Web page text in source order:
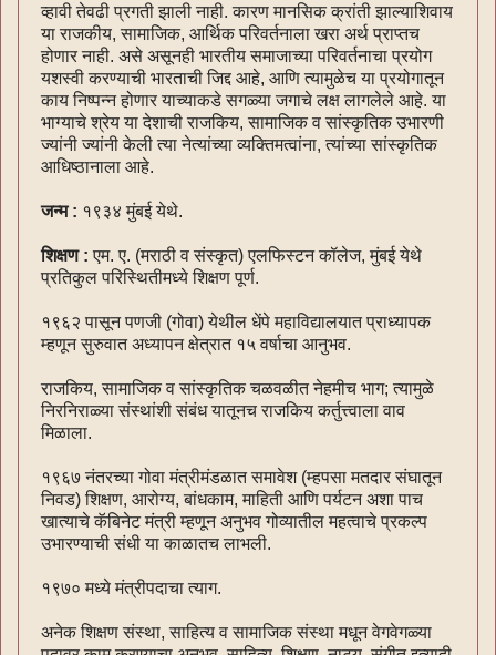
व्हावी तेवढी प्रगती झाली नाही. कारण मानसिक क्रांती झाल्याशिवाय
या राजकीय, सामाजिक, आर्थिक परिवर्तनाला खरा अर्थ प्राप्तच
होणार नाही. असे असूनही भारतीय समाजाच्या परिवर्तनाचा प्रयोग
यशस्वी करण्याची भारताची जिद्द आहे, आणि त्यामुळेच या प्रयोगातून
काय निष्पन्न होणार याच्याकडे सगळ्या जगाचे लक्ष लागलेले आहे. या
भाग्याचे श्रेय या देशाची राजकिय, सामाजिक व सांस्कृतिक उभारणी
ज्यांनी ज्यांनी केली त्या नेत्यांच्या व्यक्तिमत्वांना, त्यांच्या सांस्कृतिक
आधिष्ठानाला आहे.
जन्म : १९३४ मुंबई येथे.
शिक्षण : एम. ए. (मराठी व संस्कृत) एलफिस्टन कॉलेज, मुंबई येथे
प्रतिकुल परिस्थितीमध्ये शिक्षण पूर्ण.
१९६२ पासून पणजी (गोवा) येथील धेंपे महाविद्यालयात प्राध्यापक
म्हणून सुरुवात अध्यापन क्षेत्रात १५ वर्षाचा आनुभव.
राजकिय, सामाजिक व सांस्कृतिक चळवळीत नेहमीच भाग; त्यामुळे
निरनिराळ्या संस्थांशी संबंध यातूनच राजकिय कर्तुत्त्वाला वाव
मिळाला.
१९६७ नंतरच्या गोवा मंत्रीमंडळात समावेश (म्हपसा मतदार संघातून
निवड) शिक्षण, आरोग्य, बांधकाम, माहिती आणि पर्यटन अशा पाच
खात्याचे कॅबिनेट मंत्री म्हणून अनुभव गोव्यातील महत्वाचे प्रकल्प
उभारण्याची संधी या काळातच लाभली.
१९७० मध्ये मंत्रीपदाचा त्याग.
अनेक शिक्षण संस्था, साहित्य व सामाजिक संस्था मधून वेगवेगळ्या